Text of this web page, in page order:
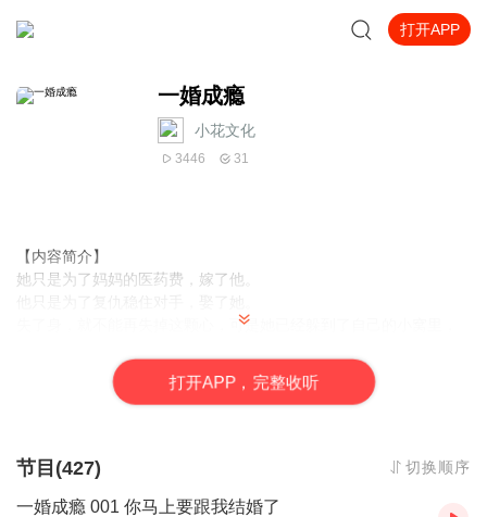
打开APP
一婚成瘾
小花文化
3446 31
【内容简介】
她只是为了妈妈的医药费，嫁了他。
失了身，就不能再失掉这颗心，可是她已经躲到了自己的小窝里，
里，还非要睡在她的单人床上！
当他亲手覆灭了压在他心上的东西，转身之际，却发觉她已经不
“老婆，我错了，我是说把你求回来，跪求也可以。”某男连忙和颜悦
打开APP，完整收听
节目(427) 切换顺序
一婚成瘾 001 你马上要跟我结婚了